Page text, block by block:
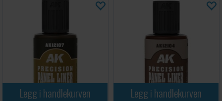
Legg i handlekurven Legg i handlekurven